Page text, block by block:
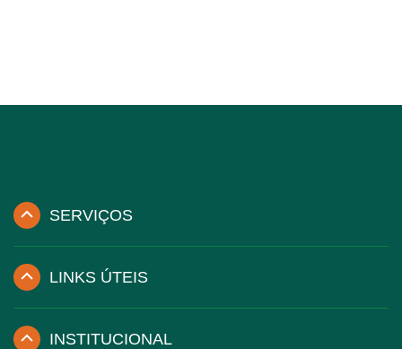
SERVIÇOS
LINKS ÚTEIS
INSTITUCIONAL